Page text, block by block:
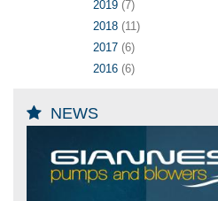
2019 (7)
2018 (11)
2017 (6)
2016 (6)
NEWS